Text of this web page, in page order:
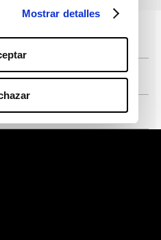
Mostrar detalles
página certificada
4 pasos